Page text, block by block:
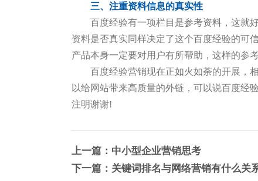
三、注重资料信息的真实性
百度经验有一项栏目是参考资料，这就
资料是否真实同样决定了这个百度经验的可
产品本身一定要对用户有所帮助，这样的参
百度经验营销现在正如火如荼的开展，
以给网站带来高质量的外链，可以说百度经
注明谢谢!
上一篇： 中小型企业营销思考
下一篇： 关键词排名与网络营销有什么关